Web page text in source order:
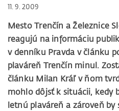
11. 9. 2009
Mesto Trenčín a Železnice
reagujú na informáciu
v denníku Pravda v článku
plaváreň Trenčín minul.
článku Milan Kráľ v ňom
mohlo dôjsť k situácii, kedy
letnú plaváreň a zároveň by